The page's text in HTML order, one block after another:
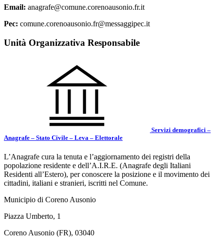
Email: anagrafe@comune.corenoausonio.fr.it
Pec: comune.corenoausonio.fr@messaggipec.it
Unità Organizzativa Responsabile
Servizi demografici –
Anagrafe – Stato Civile – Leva – Elettorale
L’Anagrafe cura la tenuta e l’aggiornamento dei registri della
popolazione residente e dell’A.I.R.E. (Anagrafe degli Italiani
Residenti all’Estero), per conoscere la posizione e il movimento dei
cittadini, italiani e stranieri, iscritti nel Comune.
Municipio di Coreno Ausonio
Piazza Umberto, 1
Coreno Ausonio (FR), 03040